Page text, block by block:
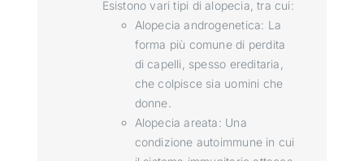
Esistono vari tipi di alopecia, tra cui:
Alopecia androgenetica: La
forma più comune di perdita
di capelli, spesso ereditaria,
che colpisce sia uomini che
donne.
Alopecia areata: Una
condizione autoimmune in cui